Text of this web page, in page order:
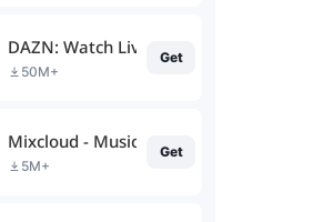
DAZN: Watch Live Sports
50M+
Get
Mixcloud - Music, Mixes & Live
5M+
Get